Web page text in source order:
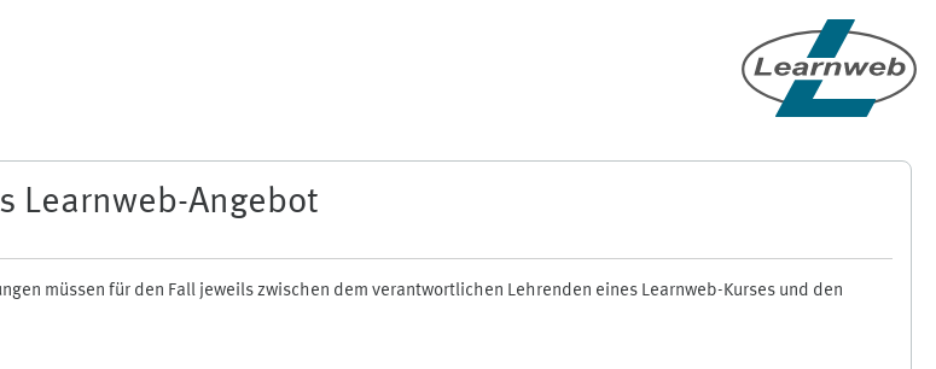
Learnweb-Angebot
müssen für den Fall jeweils zwischen dem verantwortlichen Lehrenden eines Learnweb-Kurses und den